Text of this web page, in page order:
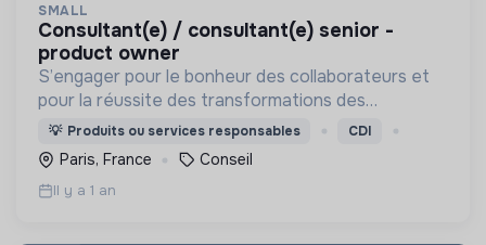
SMALL
consultant(e) / consultant(e) senior -
product owner
S’engager pour le bonheur des collaborateurs et
pour la réussite des transformations des
organisations
💡 Produits ou services responsables CDI
Paris, France Conseil
Il y a 1 an